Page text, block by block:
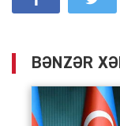
BƏNZƏR